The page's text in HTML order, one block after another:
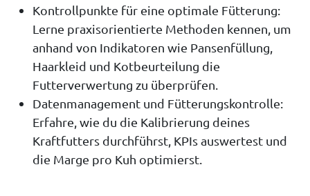
Kontrollpunkte für eine optimale Fütterung:
Lerne praxisorientierte Methoden kennen, um
anhand von Indikatoren wie Pansenfüllung,
Haarkleid und Kotbeurteilung die
Futterverwertung zu überprüfen.
Datenmanagement und Fütterungskontrolle:
Erfahre, wie du die Kalibrierung deines
Kraftfutters durchführst, KPIs auswertest und
die Marge pro Kuh optimierst.